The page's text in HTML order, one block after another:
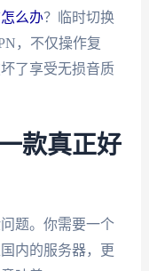
么办？临时切换
，不仅操作复
了享受无损音质
款真正好
题。你需要一个
内的服务器，更